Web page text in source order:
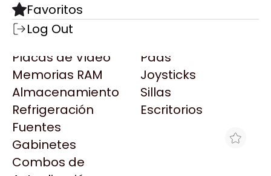
Componentes
Motherboards
Microprocesadores
Placas de Video
Memorias RAM
Almacenamiento
Refrigeración
Fuentes
Gabinetes
Combos de
Pads
Joysticks
Sillas
Escritorios
Todas las Marcas
AMD
AULA
Acer
Adata
AeroCool
Antec
Arkham
Asrock
Destacadas
Favoritos
Log Out
MFL PANTUM BM2300NW 22PPM 1200